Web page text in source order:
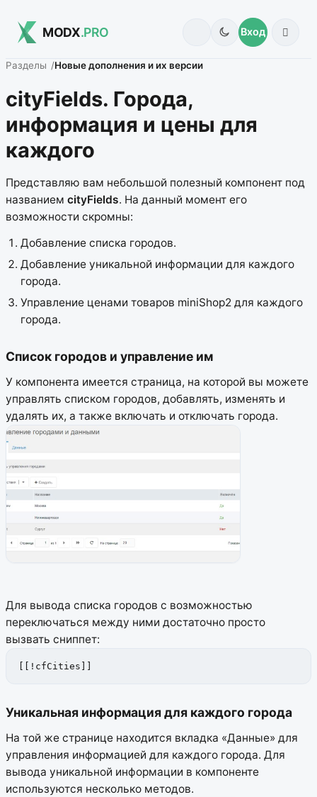
MODX.PRO Вход
Разделы Новые дополнения и их версии
cityFields. Города,
информация и цены для
каждого
Представляю вам небольшой полезный компонент под
названием cityFields. На данный момент его
возможности скромны:
Добавление списка городов.
Добавление уникальной информации для каждого
города.
Управление ценами товаров miniShop2 для каждого
города.
Список городов и управление им
У компонента имеется страница, на которой вы можете
управлять списком городов, добавлять, изменять и
удалять их, а также включать и отключать города.
Для вывода списка городов с возможностью
переключаться между ними достаточно просто
вызвать сниппет:
[[!cfCities]]
Уникальная информация для каждого города
На той же странице находится вкладка «Данные» для
управления информацией для каждого города. Для
вывода уникальной информации в компоненте
используются несколько методов.